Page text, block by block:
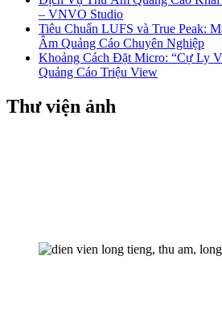
– VNVO Studio
Tiêu Chuẩn LUFS và True Peak:
Âm Quảng Cáo Chuyên Nghiệp
Khoảng Cách Đặt Micro: “Cự Ly
Quảng Cáo Triệu View
Thư viện ảnh